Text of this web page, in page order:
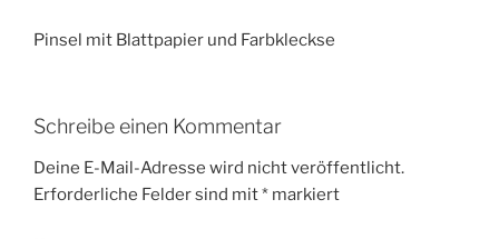
Pinsel mit Blattpapier und Farbkleckse
Schreibe einen Kommentar
Deine E-Mail-Adresse wird nicht veröffentlicht.
Erforderliche Felder sind mit* markiert